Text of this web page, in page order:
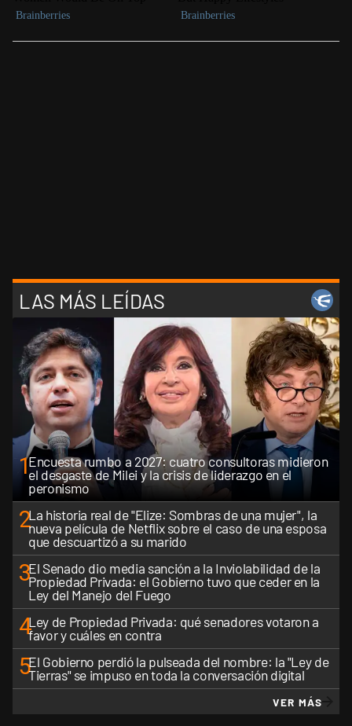
LAS MÁS LEÍDAS
1Encuesta rumbo a 2027: cuatro consultoras midieron
el desgaste de Milei y la crisis de liderazgo en el
peronismo
2La historia real de "Elize: Sombras de una mujer", la
nueva película de Netflix sobre el caso de una esposa
que descuartizó a su marido
3El Senado dio media sanción a la Inviolabilidad de la
Propiedad Privada: el Gobierno tuvo que ceder en la
Ley del Manejo del Fuego
4Ley de Propiedad Privada: qué senadores votaron a
favor y cuáles en contra
5El Gobierno perdió la pulseada del nombre: la "Ley de
Tierras" se impuso en toda la conversación digital
VER MÁS